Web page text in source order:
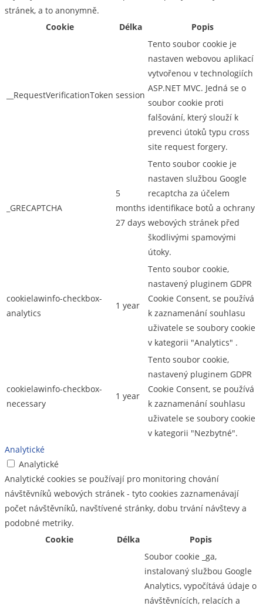
stránek, a to anonymně.
Cookie
Délka Popis
__RequestVerificationToken session
Tento soubor cookie je
nastaven webovou aplikací
vytvořenou v technologiích
ASP.NET MVC. Jedná se o
soubor cookie proti
falšování, který slouží k
prevenci útoků typu cross
site request forgery.
_GRECAPTCHA
5
months
27 days
Tento soubor cookie je
nastaven službou Google
recaptcha za účelem
identifikace botů a ochrany
webových stránek před
škodlivými spamovými
útoky.
cookielawinfo-checkbox-
analytics
1 year
Tento soubor cookie,
nastavený pluginem GDPR
Cookie Consent, se používá
k zaznamenání souhlasu
uživatele se soubory cookie
v kategorii "Analytics" .
cookielawinfo-checkbox-
necessary
1 year
Tento soubor cookie,
nastavený pluginem GDPR
Cookie Consent, se používá
k zaznamenání souhlasu
uživatele se soubory cookie
v kategorii "Nezbytné".
Analytické
Analytické
Analytické cookies se používají pro monitoring chování
návštěvníků webových stránek - tyto cookies zaznamenávají
počet návštěvníků, navštívené stránky, dobu trvání návštevy a
podobné metriky.
Cookie
Délka
Popis
Soubor cookie _ga,
instalovaný službou Google
Analytics, vypočítává údaje o
návštěvnících, relacích a